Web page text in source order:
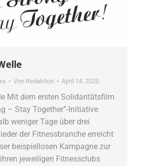
Von Redaktion April 14, 2020
Mit dem ersten Solidaritätsfilm
– Stay Together”-Initiative
weniger Tage über drei
der Fitnessbranche erreicht
beispiellosen Kampagne zur
jeweiligen Fitnessclubs